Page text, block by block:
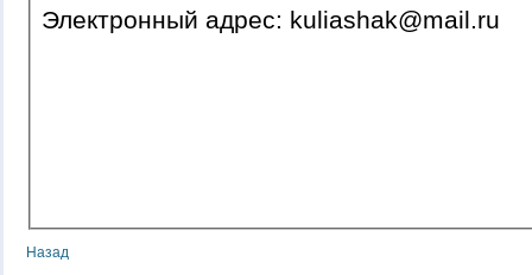
Электронный адрес: kuliashak@mail.ru
Назад